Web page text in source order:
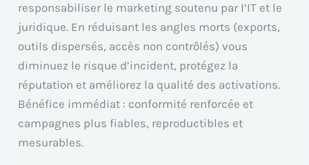
responsabiliser le marketing soutenu par l’IT et le
juridique. En réduisant les angles morts (exports,
outils dispersés, accès non contrôlés) vous
diminuez le risque d’incident, protégez la
réputation et améliorez la qualité des activations.
Bénéfice immédiat : conformité renforcée et
campagnes plus fiables, reproductibles et
mesurables.